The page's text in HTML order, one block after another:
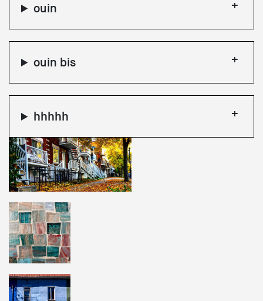
ouin
ouin bis
hhhhh